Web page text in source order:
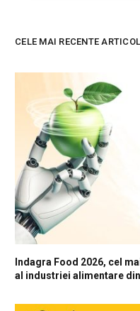
CELE MAI RECENTE
Indagra Food 2026, cel
al industriei alimentare